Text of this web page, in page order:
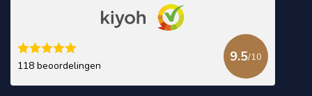
118 beoordelingen
9.5/10